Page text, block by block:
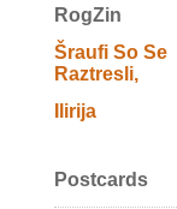
RogZin
Šraufi So Se
Raztresli,
Ilirija
Postcards